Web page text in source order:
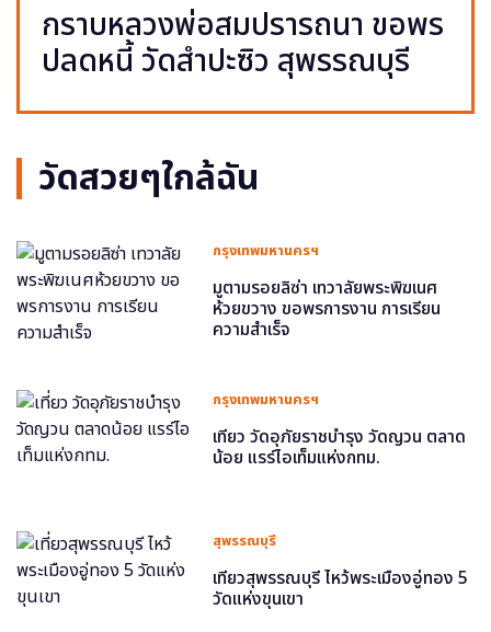
กราบหลวงพ่อสมปรารถนา ขอพร
ปลดหนี้ วัดสำปะซิว สุพรรณบุรี
วัดสวยๆใกล้ฉัน
กรุงเทพมหานครฯ
มูตามรอยลิซ่า เทวาลัยพระพิฆเนศ
ห้วยขวาง ขอพรการงาน การเรียน
ความสำเร็จ
กรุงเทพมหานครฯ
เที่ยว วัดอุภัยราชบำรุง วัดญวน ตลาด
น้อย แรร์ไอเท็มแห่งกทม.
สุพรรณบุรี
เที่ยวสุพรรณบุรี ไหว้พระเมืองอู่ทอง 5
วัดแห่งขุนเขา